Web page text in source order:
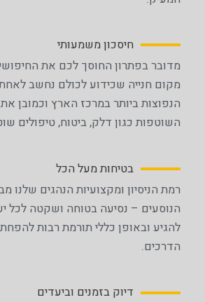
חיסכון משמעותי
מדובר בפתרון החוסך לכם את
מקום חנייה שכידוע לכולם נחשב
הנפוצות ביותר במרכז הארץ וכמובן
השוטפות כגון דלק, ביטוח, טיפולים
בטיחות מעל הכל
רמת הניסיון ומקצועיות הנהגים שלנו
הנוסעים – נסיעה בטוחה ושקטה לכל
להגיע ובאופן כללי תורמת רבות
הדרכים.
דיוק בזמנים וביעדים